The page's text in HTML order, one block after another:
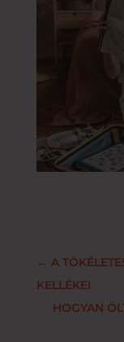
← A
KELLÉKEI
HOGYAN